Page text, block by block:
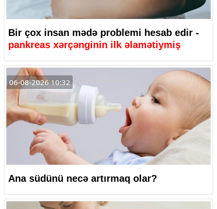
Bir çox insan mədə problemi hesab edir -
pankreas xərçənginin ilk əlamətiymiş
06-08-2026 10:32
Ana südünü necə artırmaq olar?